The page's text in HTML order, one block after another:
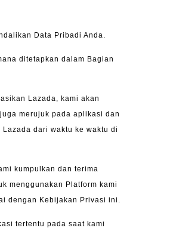
Data Pribadi Anda.
ditetapkan dalam Bagian
Lazada, kami akan
merujuk pada aplikasi dan
dari waktu ke waktu di
kumpulkan dan terima
menggunakan Platform kami
dengan Kebijakan Privasi ini.
tertentu pada saat kami